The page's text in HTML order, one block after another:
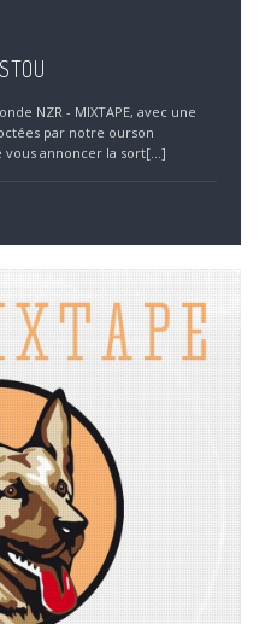
NZR - MIXTAPE, avec une
par notre ourson
vous annoncer la sort[...]